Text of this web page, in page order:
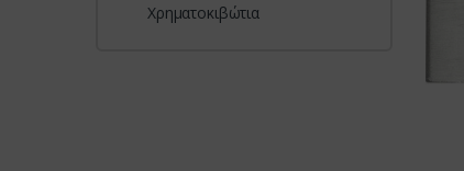
Χρηματοκιβώτια